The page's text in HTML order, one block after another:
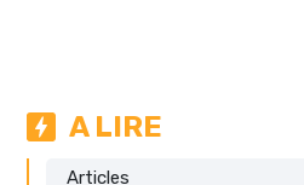
A LIRE
Articles